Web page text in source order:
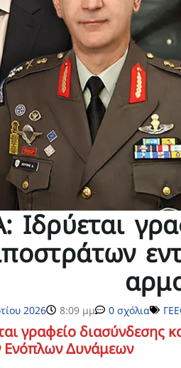
Ιδρύεται
2026 8:09 μμ 0 σχόλια
γραφείο διασύνδεσης
Ενόπλων Δυνάμεων